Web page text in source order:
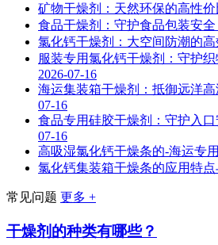
矿物干燥剂：天然环保的高性
食品干燥剂：守护食品包装安全
氯化钙干燥剂：大空间防潮的
服装专用氯化钙干燥剂：守护
2026-07-16
海运集装箱干燥剂：抵御远洋
07-16
食品专用硅胶干燥剂：守护入
07-16
高吸湿氯化钙干燥条的-海运专用
氯化钙集装箱干燥条的应用特
常见问题 更多 +
干燥剂的种类有哪些？